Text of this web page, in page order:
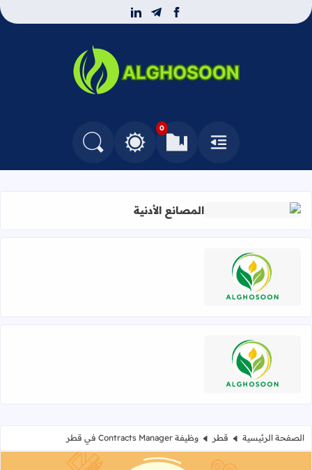
facebook
telegram
linkedin
بوابة الغصون المهنية
القائمة
0
العلامات المرجعيةالتغيير بين الوضع النهاري والداكن
البحث في المدونة
اقرأ المزيد عن المصانع الأدنية
المصانع الأدنية
اقرأ المزيد عن
اقرأ المزيد عن
الصفحة الرئيسية قطر وظيفة Contracts Manager في قطر